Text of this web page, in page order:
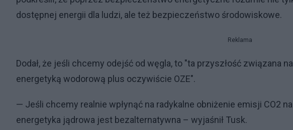
dostępnej energii dla ludzi, ale też bezpieczeństwo środowiskowe.
Reklama
Dodał, że jeśli chcemy odejść od węgla, to "ta przyszłość związana
energetyką wodorową plus oczywiście OZE".
— Jeśli chcemy realnie wpłynąć na radykalne obniżenie emisji CO2
energetyka jądrowa jest bezalternatywna – wyjaśnił Tusk.